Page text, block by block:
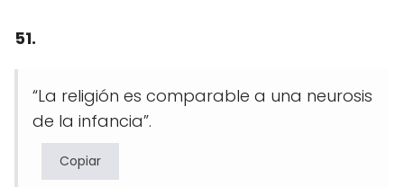
51.
“La religión es comparable a una neurosis
de la infancia”.
Copiar